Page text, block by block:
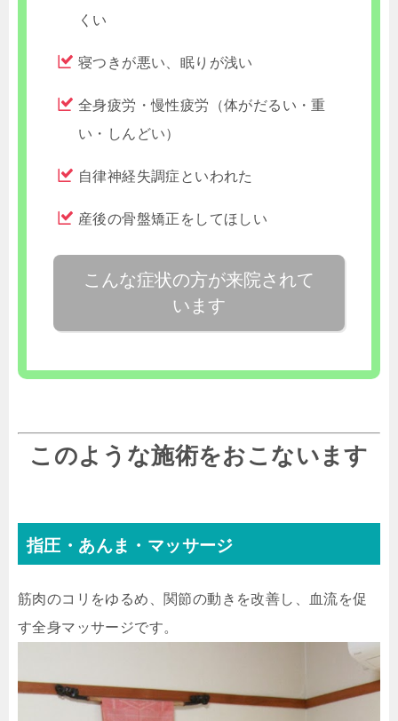
くい
寝つきが悪い、眠りが浅い
全身疲労・慢性疲労（体がだるい・重
い・しんどい）
自律神経失調症といわれた
産後の骨盤矯正をしてほしい
こんな症状の方が来院されて
います
このような施術をおこないます
指圧・あんま・マッサージ
筋肉のコリをゆるめ、関節の動きを改善し、血流を促
す全身マッサージです。